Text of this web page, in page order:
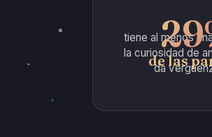
de las
tiene al menos
la curiosidad de
da